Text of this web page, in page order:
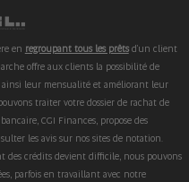
en regroupant tous les prêtsd'un client
offre aux clients la possibilité de
leur mensualité et améliorant leur
traiter votre dossier de rachat de
CGI Finances, propose des
les avis sur nos sites de notation.
des crédits devient difficile, nous pouvons
parfois en travaillant avec notre